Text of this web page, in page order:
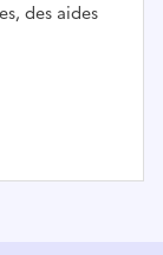
des aides